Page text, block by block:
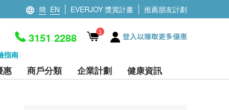
簡 EN EVERJOY 獎賞計畫 推薦朋友計劃
指南
3151 2288 1 登入以賺取更多優惠
惠 商戶分類 企業計劃 健康資訊